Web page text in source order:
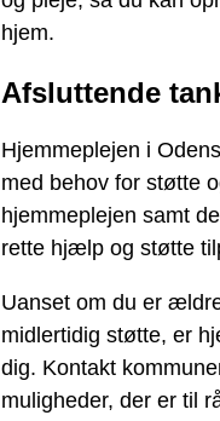
hjem.
Afsluttende
Hjemmeplejen i
med behov for støtte
hjemmeplejen samt
rette hjælp og støtte
Uanset om du er
midlertidig støtte, er
dig. Kontakt
muligheder, der er til